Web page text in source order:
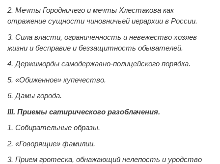
2. Мечты Городничего и мечты Хлестакова как
отражение сущности чиновничьей иерархии в России.
3. Сила власти, ограниченность и невежество хозяев
жизни и бесправие и беззащитность обывателей.
4. Держиморды самодержавно-полицейского порядка.
5. «Обиженное» купечество.
6. Дамы города.
III. Приемы сатирического разоблачения.
1. Собирательные образы.
2. «Говорящие» фамилии.
3. Прием гротеска, обнажающий нелепость и уродство